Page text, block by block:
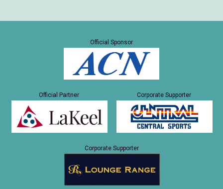
Official Sponsor
Official Partner Corporate Supporter
Corporate Supporter